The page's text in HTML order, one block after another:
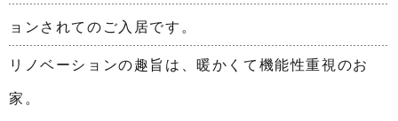
ョンされてのご入居です。
リノベーションの趣旨は、暖かくて機能性重視のお
家。